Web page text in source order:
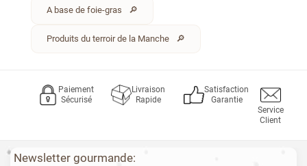
A base de foie-gras
Produits du terroir de la Manche
Paiement
Sécurisé
Livraison
Rapide
Satisfaction
Garantie
Service
Client
Newsletter gourmande: